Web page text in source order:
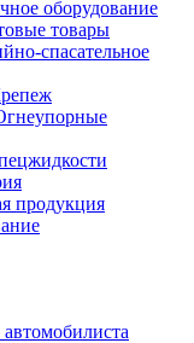
оборудование
товары
спасательное
продукция